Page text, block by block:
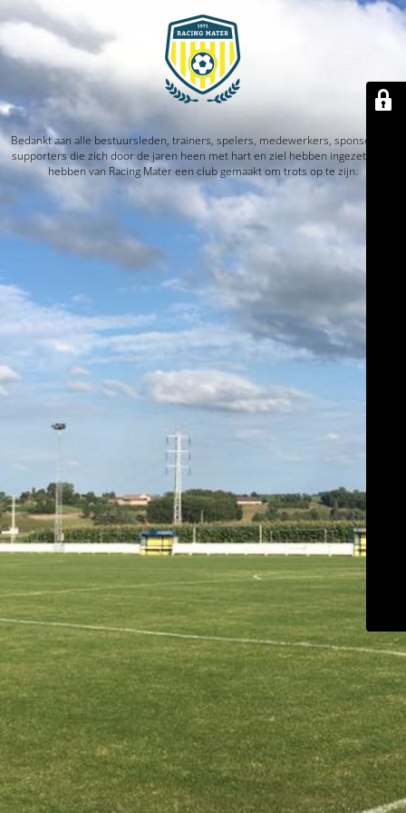
Bedankt aan alle bestuursleden, trainers, spelers, medewerkers, sponsors en
supporters die zich door de jaren heen met hart en ziel hebben ingezet. Jullie
hebben van Racing Mater een club gemaakt om trots op te zijn.